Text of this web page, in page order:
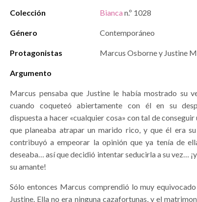
Colección Bianca n.º 1028
Género Contemporáneo
Protagonistas Marcus Osborne y Justine
Argumento
Marcus pensaba que Justine le había mostrado su
cuando coqueteó abiertamente con él en su
dispuesta a hacer «cualquier cosa» con tal de
que planeaba atrapar un marido rico, y que él era
contribuyó a empeorar la opinión que ya tenía de
deseaba… así que decidió intentar seducirla a su vez…
su amante!
Sólo entonces Marcus comprendió lo muy
Justine. Ella no era ninguna cazafortunas, y el